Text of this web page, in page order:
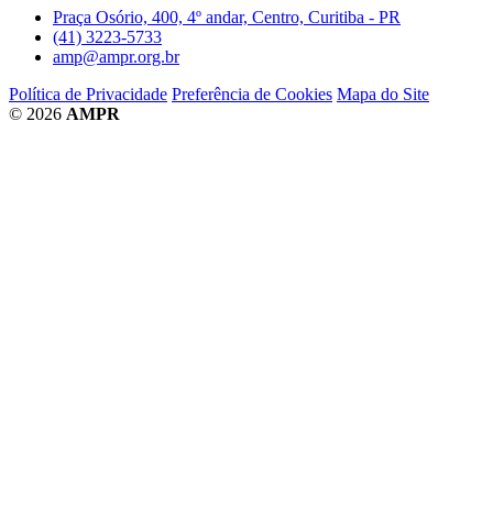
Praça Osório, 400, 4º andar, Centro, Curitiba - PR
(41) 3223-5733
amp@ampr.org.br
Política de Privacidade Preferência de Cookies Mapa do Site
© 2026 AMPR